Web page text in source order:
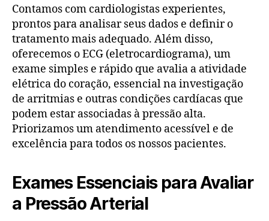
Contamos com cardiologistas experientes,
prontos para analisar seus dados e definir o
tratamento mais adequado. Além disso,
oferecemos o ECG (eletrocardiograma), um
exame simples e rápido que avalia a atividade
elétrica do coração, essencial na investigação
de arritmias e outras condições cardíacas que
podem estar associadas à pressão alta.
Priorizamos um atendimento acessível e de
excelência para todos os nossos pacientes.
Exames Essenciais para Avaliar
a Pressão Arterial